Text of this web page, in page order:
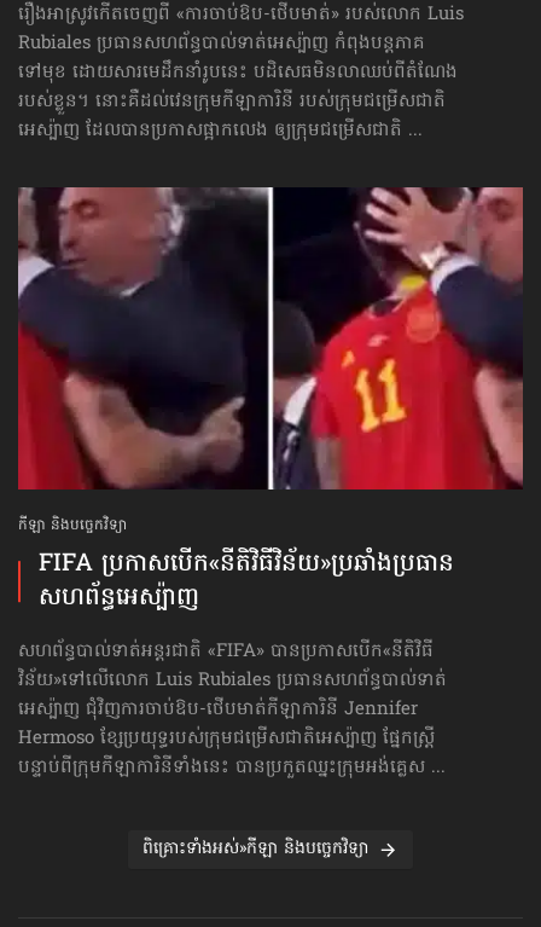
រឿងអាស្រូវកើតចេញពី «ការចាប់ឱប-ថើបមាត់» របស់លោក Luis
Rubiales ប្រធានសហព័ន្ធបាល់ទាត់អេស្ប៉ាញ កំពុងបន្តភាគ
ទៅមុខ ដោយសារមេដឹកនាំរូបនេះ បដិសេធមិនលាឈប់ពីតំណែង
របស់ខ្លួន។ នោះគឺដល់វេនក្រុមកីឡាការិនី របស់ក្រុមជម្រើសជាតិ
អេស្ប៉ាញ ដែលបានប្រកាសផ្អាកលេង ឲ្យក្រុមជម្រើសជាតិ ...
កីឡា និងបច្ចេកវិទ្យា
FIFA ប្រកាសបើក​«នីតិវិធីវិន័យ»​ប្រឆាំងប្រធាន
សហព័ន្ធ​អេស្ប៉ាញ
សហព័ន្ធបាល់ទាត់អន្តរជាតិ «FIFA» បានប្រកាសបើក«នីតិវិធី
វិន័យ»​ទៅលើលោក Luis Rubiales ប្រធានសហព័ន្ធបាល់ទាត់
អេស្ប៉ាញ ជុំវិញការចាប់ឱប-ថើបមាត់​កីឡាការិនី Jennifer
Hermoso ខ្សែប្រយុទ្ធរបស់ក្រុមជម្រើសជាតិអេស្ប៉ាញ ផ្នែកស្ត្រី
បន្ទាប់ពីក្រុមកីឡាការិនីទាំងនេះ បានប្រកួតឈ្នះក្រុមអង់គ្លេស ...
ពិគ្រោះទាំងអស់»កីឡា និងបច្ចេកវិទ្យា